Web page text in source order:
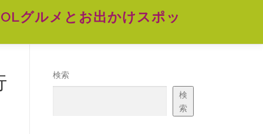
グルメとお出かけスポッ
検索
検
索